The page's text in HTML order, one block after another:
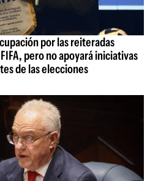
por las reiteradas
pero no apoyará iniciativas
de las elecciones